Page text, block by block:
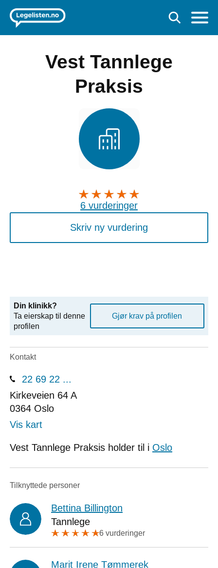
Vest Tannlege
Praksis
6 vurderinger
Skriv ny vurdering
Din klinikk?
Ta eierskap til denne
profilen
Gjør krav på profilen
Kontakt
22 69 22 ...
Kirkeveien 64 A
0364 Oslo
Vis kart
Vest Tannlege Praksis holder til i Oslo
Tilknyttede personer
Bettina Billington
Tannlege
6 vurderinger
Marit Irene Tømmerek